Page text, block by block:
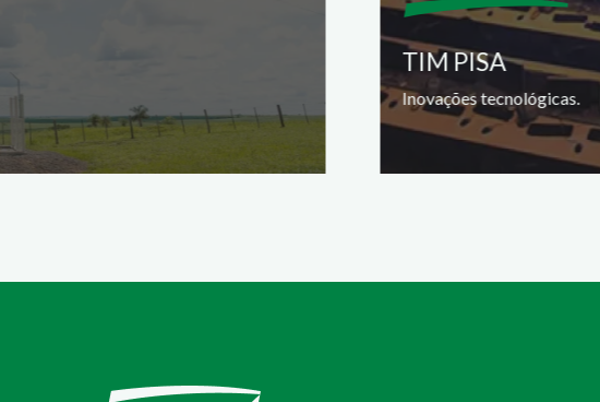
TIM PISA
Inovações tecnológicas.